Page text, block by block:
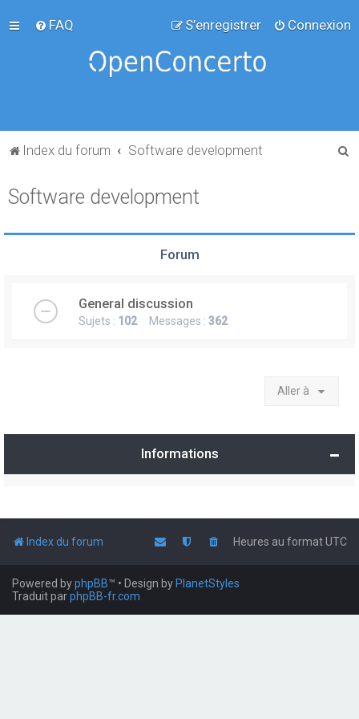
FAQ Connexion
S’enregistrer
Index du forum Software development
e
Software development
Forum
General discussion
Sujets : 102Messages : 362
Aller à
Informations
Index du forum Heures au formatUTC
Powered byphpBB™ • Design by PlanetStyles
Traduit parphpBB-fr.com